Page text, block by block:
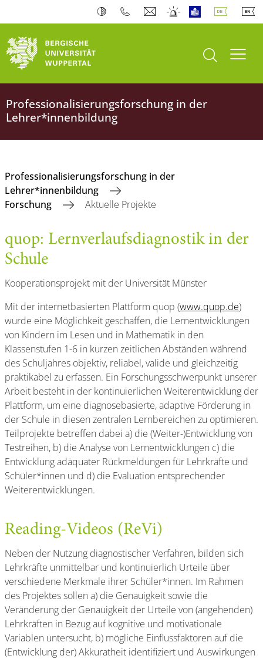
Suche öffnen
Professionalisierungsforschung in der
Lehrer*innenbildung
Professionalisierungsforschung in der
Lehrer*innenbildung
Forschung
Aktuelle Projekte
quop: Lernverlaufsdiagnostik in der
Schule
Kooperationsprojekt mit der Universität Münster
Mit der internetbasierten Plattform quop (www.quop.de)
wurde eine Möglichkeit geschaffen, die Lernentwicklungen
von Kindern im Lesen und in Mathematik in den
Klassenstufen 1-6 in kurzen zeitlichen Abständen während
des Schuljahres objektiv, reliabel, valide und gleichzeitig
praktikabel zu erfassen. Ein Forschungsschwerpunkt unserer
Arbeit besteht in der kontinuierlichen Weiterentwicklung der
Plattform, um eine diagnosebasierte, adaptive Förderung in
der Schule in diesen zentralen Lernbereichen zu optimieren.
Teilprojekte betreffen dabei a) die (Weiter-)Entwicklung von
Testreihen, b) die Analyse von Lernentwicklungen c) die
Entwicklung adäquater Rückmeldungen für Lehrkräfte und
Schüler*innen und d) die Evaluation entsprechender
Weiterentwicklungen.
Reading-Videos (ReVi)
Neben der Nutzung diagnostischer Verfahren, bilden sich
Lehrkräfte unmittelbar und kontinuierlich Urteile über
verschiedene Merkmale ihrer Schüler*innen. Im Rahmen
des Projektes sollen a) die Genauigkeit sowie die
Veränderung der Genauigkeit der Urteile von (angehenden)
Lehrkräften in Bezug auf kognitive und motivationale
Variablen untersucht, b) mögliche Einflussfaktoren auf die
(Entwicklung der) Akkuratheit identifiziert und Auswirkungen